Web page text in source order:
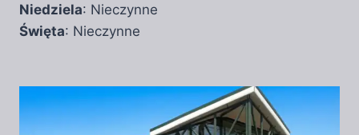
Niedziela: Nieczynne
Święta: Nieczynne